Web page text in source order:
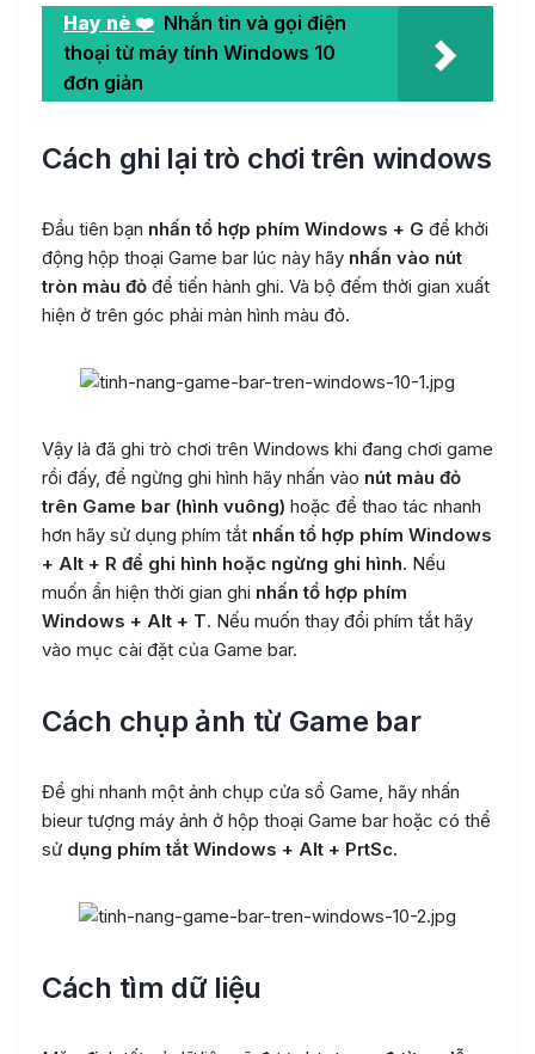
Hay nè ❤️ Nhắn tin và gọi điện
thoại từ máy tính Windows 10
đơn giản
Cách ghi lại trò chơi trên windows
Đầu tiên bạn nhấn tổ hợp phím Windows + G để khởi
động hộp thoại Game bar lúc này hãy nhấn vào nút
tròn màu đỏ để tiến hành ghi. Và bộ đếm thời gian xuất
hiện ở trên góc phải màn hình màu đỏ.
Vậy là đã ghi trò chơi trên Windows khi đang chơi game
rồi đấy, để ngừng ghi hình hãy nhấn vào nút màu đỏ
trên Game bar (hình vuông) hoặc để thao tác nhanh
hơn hãy sử dụng phím tắt nhấn tổ hợp phím Windows
+ Alt + R để ghi hình hoặc ngừng ghi hình. Nếu
muốn ẩn hiện thời gian ghi nhấn tổ hợp phím
Windows + Alt + T. Nếu muốn thay đổi phím tắt hãy
vào mục cài đặt của Game bar.
Cách chụp ảnh từ Game bar
Để ghi nhanh một ảnh chụp cửa sổ Game, hãy nhấn
bieur tượng máy ảnh ở hộp thoại Game bar hoặc có thể
sử dụng phím tắt Windows + Alt + PrtSc.
Cách tìm dữ liệu